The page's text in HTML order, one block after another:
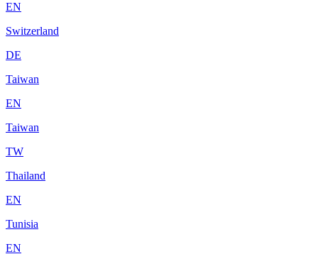
EN
Switzerland
DE
Taiwan
EN
Taiwan
TW
Thailand
EN
Tunisia
EN